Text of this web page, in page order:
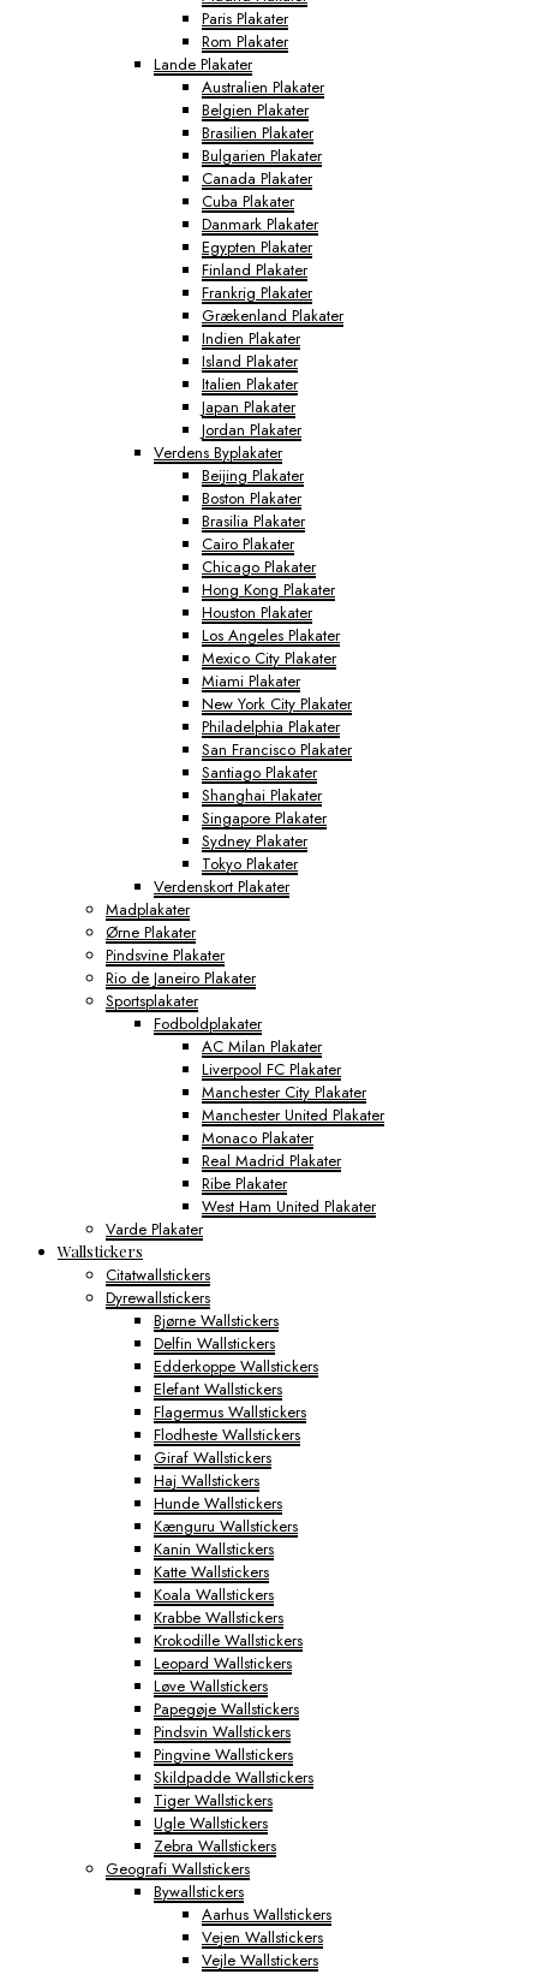
Paris Plakater
Rom Plakater
Lande Plakater
Australien Plakater
Belgien Plakater
Brasilien Plakater
Bulgarien Plakater
Canada Plakater
Cuba Plakater
Danmark Plakater
Egypten Plakater
Finland Plakater
Frankrig Plakater
Grækenland Plakater
Indien Plakater
Island Plakater
Italien Plakater
Japan Plakater
Jordan Plakater
Verdens Byplakater
Beijing Plakater
Boston Plakater
Brasilia Plakater
Cairo Plakater
Chicago Plakater
Hong Kong Plakater
Houston Plakater
Los Angeles Plakater
Mexico City Plakater
Miami Plakater
New York City Plakater
Philadelphia Plakater
San Francisco Plakater
Santiago Plakater
Shanghai Plakater
Singapore Plakater
Sydney Plakater
Tokyo Plakater
Verdenskort Plakater
Madplakater
Ørne Plakater
Pindsvine Plakater
Rio de Janeiro Plakater
Sportsplakater
Fodboldplakater
AC Milan Plakater
Liverpool FC Plakater
Manchester City Plakater
Manchester United Plakater
Monaco Plakater
Real Madrid Plakater
Ribe Plakater
West Ham United Plakater
Varde Plakater
Wallstickers
Citatwallstickers
Dyrewallstickers
Bjørne Wallstickers
Delfin Wallstickers
Edderkoppe Wallstickers
Elefant Wallstickers
Flagermus Wallstickers
Flodheste Wallstickers
Giraf Wallstickers
Haj Wallstickers
Hunde Wallstickers
Kænguru Wallstickers
Kanin Wallstickers
Katte Wallstickers
Koala Wallstickers
Krabbe Wallstickers
Krokodille Wallstickers
Leopard Wallstickers
Løve Wallstickers
Papegøje Wallstickers
Pindsvin Wallstickers
Pingvine Wallstickers
Skildpadde Wallstickers
Tiger Wallstickers
Ugle Wallstickers
Zebra Wallstickers
Geografi Wallstickers
Bywallstickers
Aarhus Wallstickers
Vejen Wallstickers
Vejle Wallstickers